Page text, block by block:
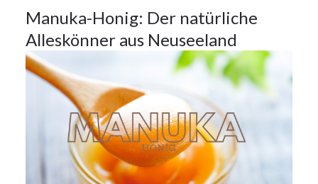
20
NOV.
Manuka-Honig: Der natürliche
Alleskönner aus Neuseeland